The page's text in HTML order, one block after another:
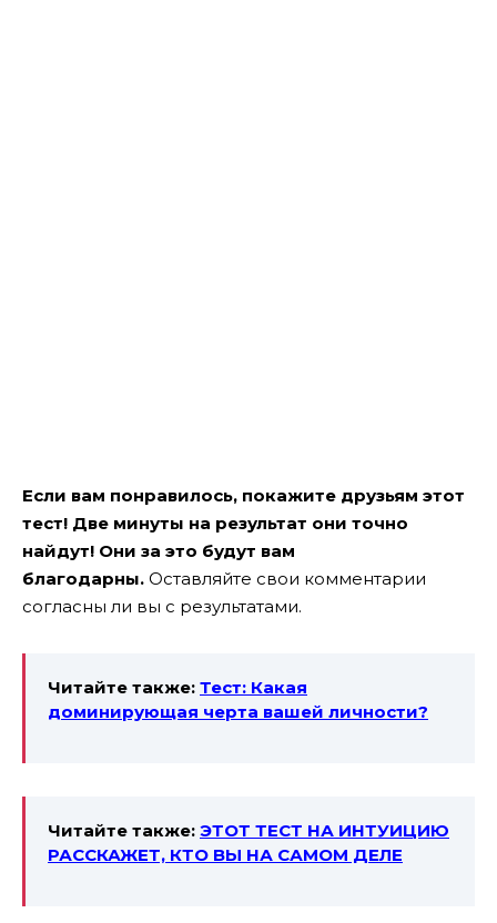
Если вам понравилось, покажите друзьям этот
тест! Две минуты на результат они точно
найдут! Они за это будут вам
благодарны. Оставляйте свои комментарии
согласны ли вы с результатами.
Читайте также: Тест: Какая
доминирующая черта вашей личности?
Читайте также: ЭТОТ ТЕСТ НА ИНТУИЦИЮ
РАССКАЖЕТ, КТО ВЫ НА САМОМ ДЕЛЕ